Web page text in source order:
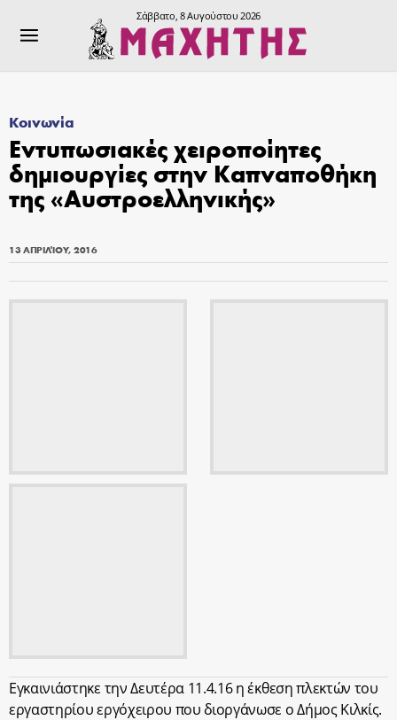
Σάββατο, 8 Αυγούστου 2026
Κοινωνία
Εντυπωσιακές χειροποίητες
δημιουργίες στην Καπναποθήκη
της «Αυστροελληνικής»
13 ΑΠΡΙΛΊΟΥ, 2016
Εγκαινιάστηκε την Δευτέρα 11.4.16 η έκθεση πλεκτών του
εργαστηρίου εργόχειρου που διοργάνωσε ο Δήμος Κιλκίς.